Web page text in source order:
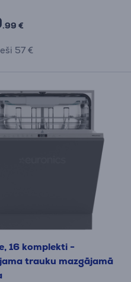
.99 €
57 €
16 komplekti -
trauku mazgājamā